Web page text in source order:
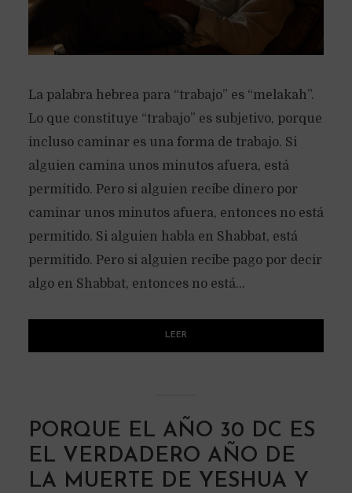
La palabra hebrea para “trabajo” es “melakah”.
Lo que constituye “trabajo” es subjetivo, porque
incluso caminar es una forma de trabajo. Si
alguien camina unos minutos afuera, está
permitido. Pero si alguien recibe dinero por
caminar unos minutos afuera, entonces no está
permitido. Si alguien habla en Shabbat, está
permitido. Pero si alguien recibe pago por decir
algo en Shabbat, entonces no está...
LEER
PORQUE EL AÑO 30 DC ES
EL VERDADERO AÑO DE
LA MUERTE DE YESHUA Y